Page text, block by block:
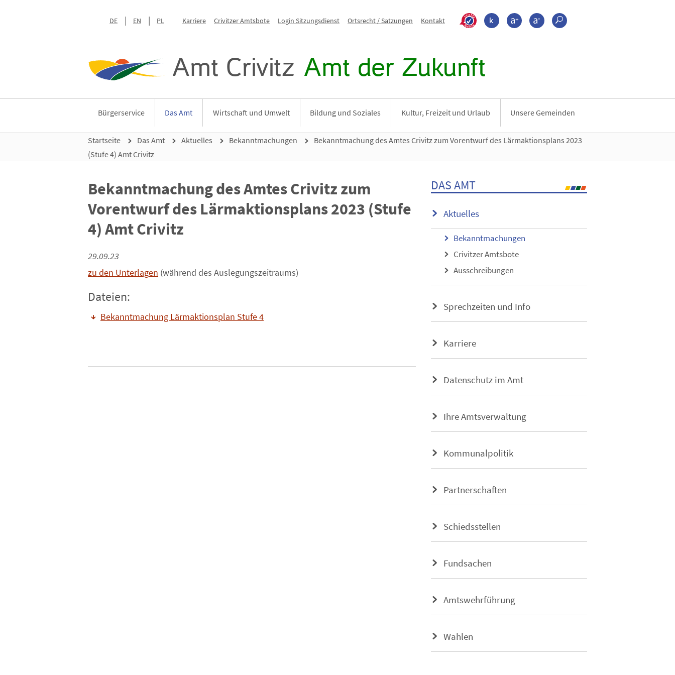
DE EN PL Karriere Crivitzer Amtsbote Login Sitzungsdienst Ortsrecht / Satzungen Kontakt >???leichte_sprache???
KontrastSchrift größerSchrift kleiner
Suche
Amt Crivitz Amt der Zukunft
Bürgerservice Das Amt Wirtschaft und Umwelt Bildung und Soziales Kultur, Freizeit und Urlaub Unsere Gemeinden
Startseite Das Amt Aktuelles Bekanntmachungen
Bekanntmachung des Amtes Crivitz zum Vorentwurf des Lärmaktionsplans 2023
(Stufe 4) Amt Crivitz
Bekanntmachung des Amtes Crivitz zum
Vorentwurf des Lärmaktionsplans 2023 (Stufe
4) Amt Crivitz
29.09.23
zu den Unterlagen (während des Auslegungszeitraums)
Dateien:
Bekanntmachung Lärmaktionsplan Stufe 4
DAS AMT
Aktuelles
Bekanntmachungen
Crivitzer Amtsbote
Ausschreibungen
Sprechzeiten und Info
Karriere
Datenschutz im Amt
Ihre Amtsverwaltung
Kommunalpolitik
Partnerschaften
Schiedsstellen
Fundsachen
Amtswehrführung
Wahlen